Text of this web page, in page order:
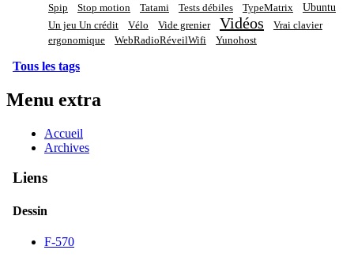
Spip
Stop motion Tatami Tests débiles TypeMatrix Ubuntu
Un jeu Un crédit Vélo Vide grenier Vidéos
Vrai clavier
ergonomique
WebRadioRéveilWifi Yunohost
Tous les tags
Menu extra
Accueil
Archives
Liens
Dessin
F-570